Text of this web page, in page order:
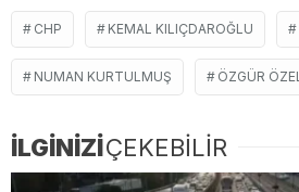
CHP KEMAL KILIÇDAROĞLU
NUMAN KURTULMUŞ ÖZGÜR ÖZEL
İLGİNİZİÇEKEBİLİR